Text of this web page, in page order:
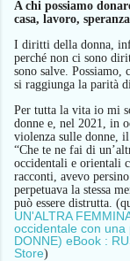
A chi possiamo
casa, lavoro,
I diritti della donna,
perché non ci sono
sono salve. Possiamo,
si raggiunga la parità
Per tutta la vita io mi
donne e, nel 2021, in
violenza sulle donne, il
“Che te ne fai di
occidentali e orientali
racconti, avevo
perpetuava la stessa
può essere distrutta.
UN'ALTRA
occidentale con una
DONNE) eBook :
Store)